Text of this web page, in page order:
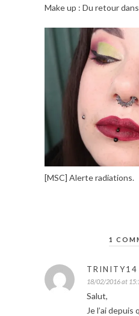
Make up : Du retour
[MSC] Alerte radiations.
1
TRINITY14
18/02/2016 at
Salut,
Je l’ai depuis